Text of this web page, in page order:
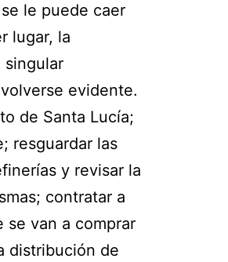
le puede caer
lugar, la
singular
evidente.
de Santa Lucía;
resguardar las
y revisar la
contratar a
se van a comprar
distribución de